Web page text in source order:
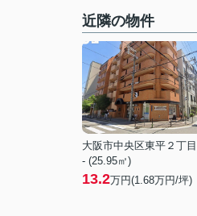
近隣の物件
大阪市中央区東平２丁目
- (25.95㎡)
13.2万円(1.68万円/坪)